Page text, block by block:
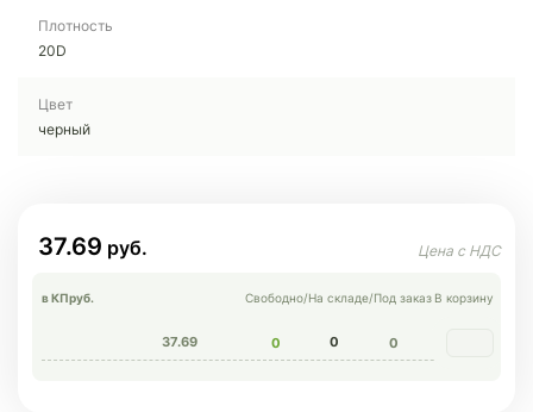
Плотность
20D
Цвет
черный
37.69
в КПруб. Свободно/На складе/Под заказ В корзину
37.69 0 0 0